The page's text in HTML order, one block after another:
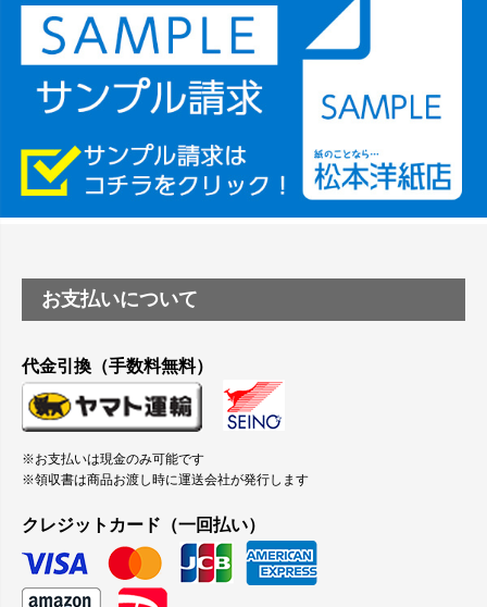
ーSC-P8050に対応してますか
塩ビのロール紙で離型紙が透明の商品はありますか
つや消し半透明ラベルのロールタイプはありますか？
縦420mm×横650mmの包装紙に適した紙はありますか？
お支払いについて
代金引換（手数料無料）
※お支払いは現金のみ可能です
※領収書は商品お渡し時に運送会社が発行します
クレジットカード（一回払い）